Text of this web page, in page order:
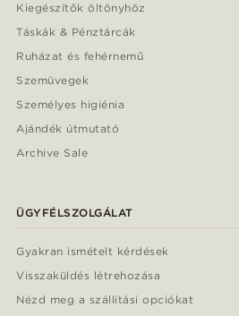
Kiegészítők öltönyhöz
Táskák & Pénztárcák
Ruházat és fehérnemű
Szemüvegek
Személyes higiénia
Ajándék útmutató
Archive Sale
ÜGYFÉLSZOLGÁLAT
Gyakran ismételt kérdések
Visszaküldés létrehozása
Nézd meg a szállítási opciókat